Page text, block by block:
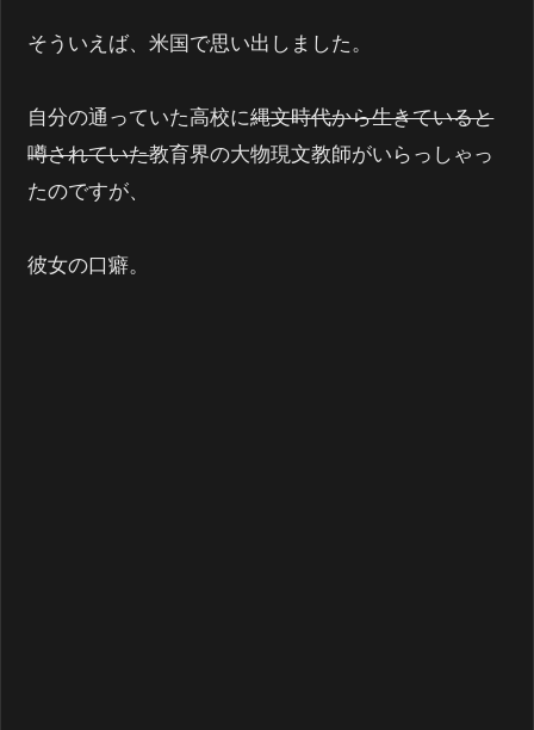
そういえば、米国で思い出しました。
自分の通っていた高校に縄文時代から生きていると
噂されていた教育界の大物現文教師がいらっしゃっ
たのですが、
彼女の口癖。